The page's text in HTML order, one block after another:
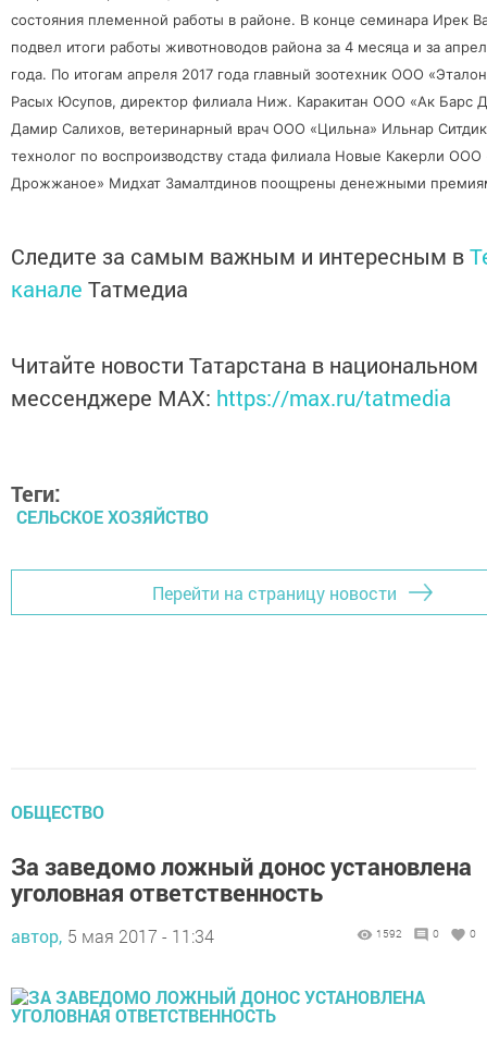
состояния племенной работы в районе. В конце семинара Ирек
подвел итоги работы животноводов района за 4 месяца и за
года. По итогам апреля 2017 года главный зоотехник ООО
Расых Юсупов, директор филиала Ниж. Каракитан ООО «Ак Барс
Дамир Салихов, ветеринарный врач ООО «Цильна» Ильнар
технолог по воспроизводству стада филиала Новые Какерли ООО
Дрожжаное» Мидхат Замалтдинов поощрены денежными
Следите за самым важным и интересным в
канале Татмедиа
Читайте новости Татарстана в национальном
мессенджере MАХ: https://max.ru/tatmedia
Теги:
СЕЛЬСКОЕ ХОЗЯЙСТВО
Перейти на страницу новости
ОБЩЕСТВО
За заведомо ложный донос установлена
уголовная ответственность
автор, 5 мая 2017 - 11:34 1592 0 0